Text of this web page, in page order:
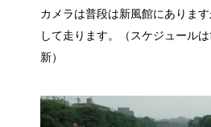
カメラは普段は新風館にありま
して走ります。（スケジュール
新）